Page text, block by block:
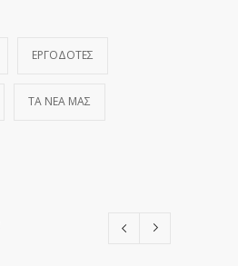
ΕΡΓΟΔΟΤΕΣ
ΤΑ ΝΈΑ ΜΑΣ